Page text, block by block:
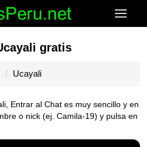
gratis
Ucayali
Entrar al Chat es muy sencillo y en
o nick (ej. Camila-19) y pulsa en